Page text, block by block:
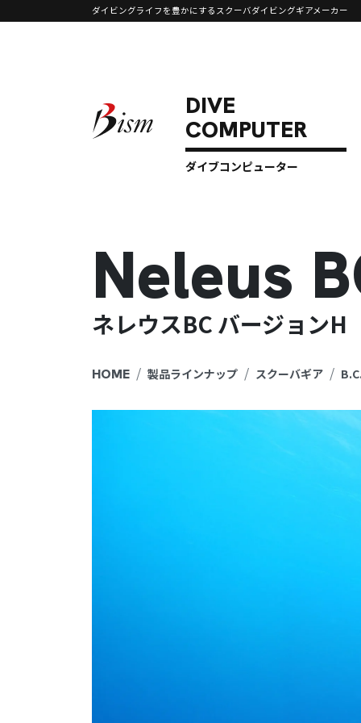
ダイビングライフを豊かにするスクーバダイビングギアメーカー
メインナビゲーション
ダイブコンピューター
Neleus
ネレウスBC バージョンH
HOME 製品ラインナップ スクーバギア